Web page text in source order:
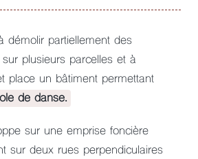
démolir partiellement des
plusieurs parcelles et à
place un bâtiment permettant
de danse.
sur une emprise foncière
sur deux rues perpendiculaires